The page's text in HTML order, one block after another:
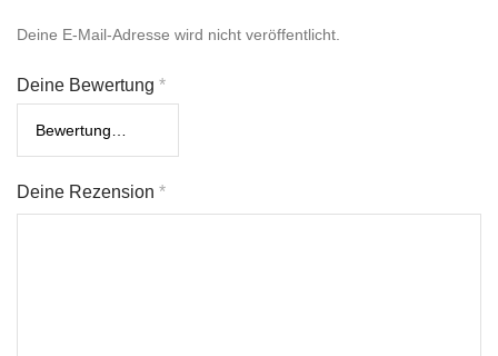
Deine E-Mail-Adresse wird nicht veröffentlicht.
Deine Bewertung *
Deine Rezension *